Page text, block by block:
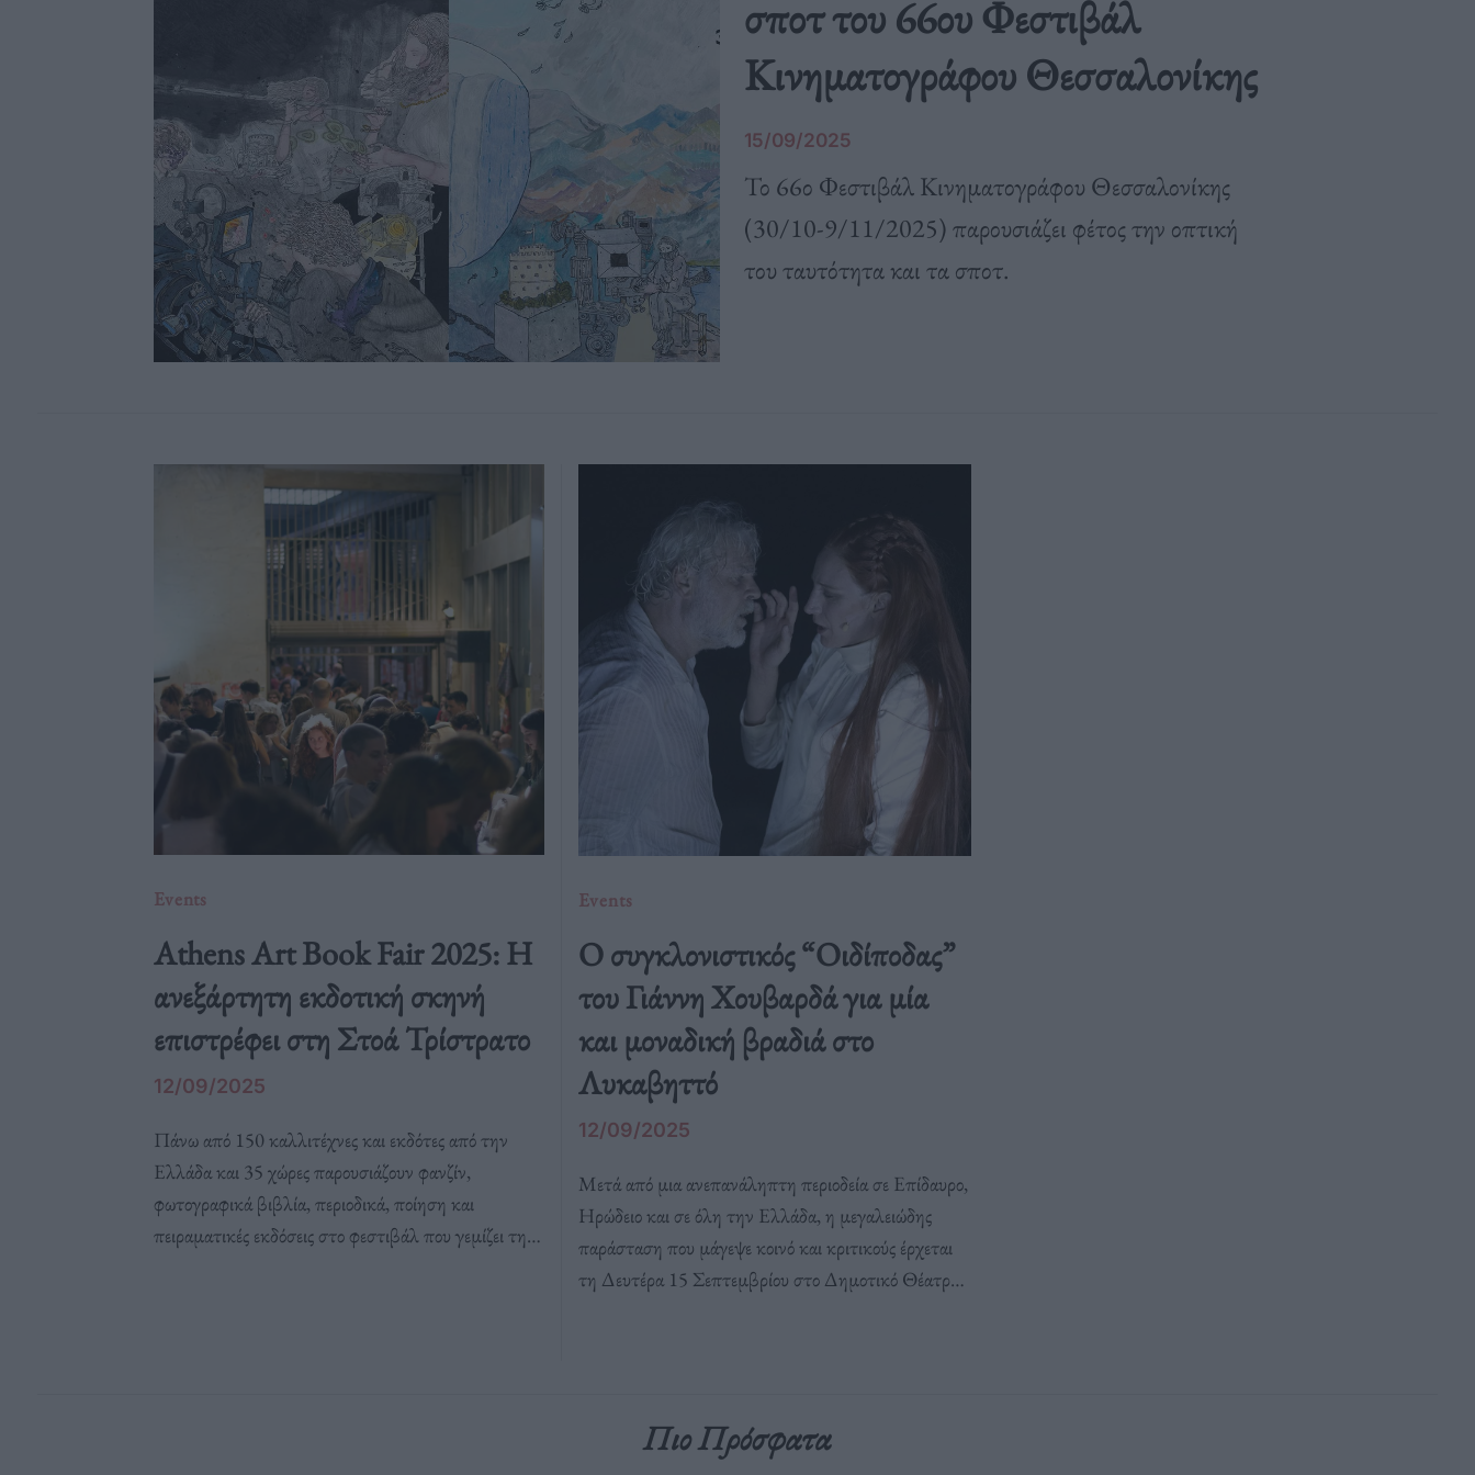
σποτ του 66ου Φεστιβάλ
Κινηματογράφου Θεσσαλονίκης
15/09/2025
Το 66ο Φεστιβάλ Κινηματογράφου Θεσσαλονίκης
(30/10-9/11/2025) παρουσιάζει φέτος την οπτική
του ταυτότητα και τα σποτ.
Events
Athens Art Book Fair 2025: Η
ανεξάρτητη εκδοτική σκηνή
επιστρέφει στη Στοά Τρίστρατο
12/09/2025
Πάνω από 150 καλλιτέχνες και εκδότες από την
Ελλάδα και 35 χώρες παρουσιάζουν φανζίν,
φωτογραφικά βιβλία, περιοδικά, ποίηση και
πειραματικές εκδόσεις στο φεστιβάλ που γεμίζει την
Events
Ο συγκλονιστικός “Οιδίποδας”
του Γιάννη Χουβαρδά για μία
και μοναδική βραδιά στο
Λυκαβηττό
12/09/2025
Μετά από μια ανεπανάληπτη περιοδεία σε Επίδαυρο,
Ηρώδειο και σε όλη την Ελλάδα, η μεγαλειώδης
παράσταση που μάγεψε κοινό και κριτικούς έρχεται
τη Δευτέρα 15 Σεπτεμβρίου στο Δημοτικό Θέατρο
Πιο Πρόσφατα